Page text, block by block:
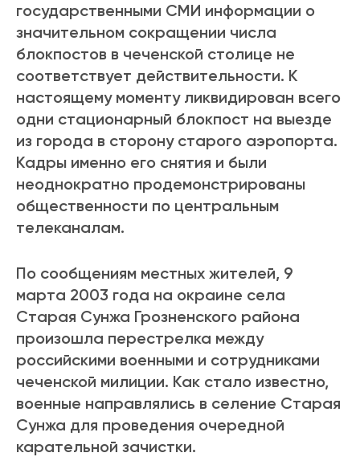
государственными СМИ информации о
значительном сокращении числа
блокпостов в чеченской столице не
соответствует действительности. К
настоящему моменту ликвидирован всего
одни стационарный блокпост на выезде
из города в сторону старого аэропорта.
Кадры именно его снятия и были
неоднократно продемонстрированы
общественности по центральным
телеканалам.
По сообщениям местных жителей, 9
марта 2003 года на окраине села
Старая Сунжа Грозненского района
произошла перестрелка между
российскими военными и сотрудниками
чеченской милиции. Как стало известно,
военные направлялись в селение Старая
Сунжа для проведения очередной
карательной зачистки.